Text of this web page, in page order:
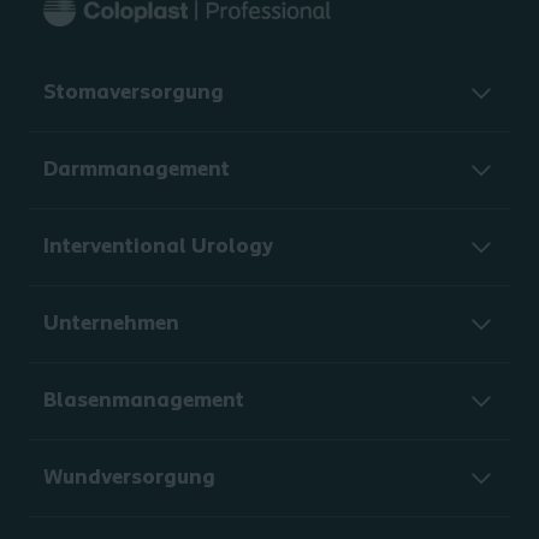
Stomaversorgung
Darmmanagement
Interventional Urology
Unternehmen
Blasenmanagement
Wundversorgung